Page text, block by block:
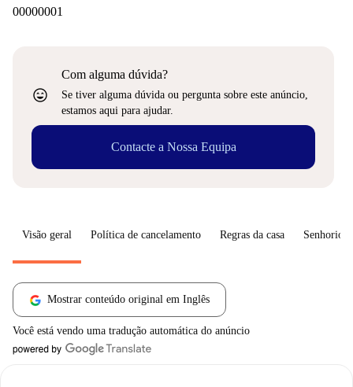
00000001
sentiment_very_satisfied
Com alguma dúvida?
Se tiver alguma dúvida ou pergunta sobre este anúncio,
estamos aqui para ajudar.
Contacte a Nossa Equipa
Visão geral Política de cancelamento Regras da casa Senhorio
Mostrar conteúdo original em Inglês
Você está vendo uma tradução automática do anúncio